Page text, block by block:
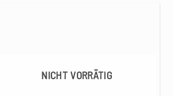
NICHT VORRÄTIG